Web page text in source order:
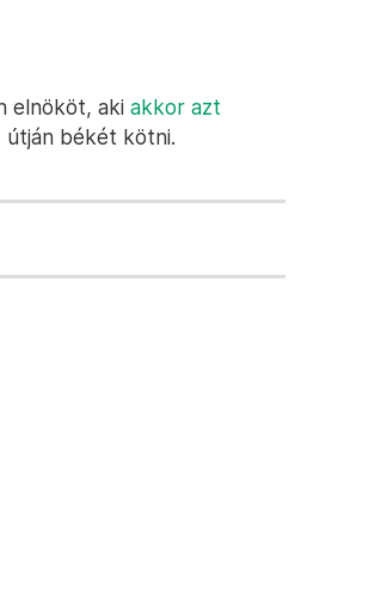
elnököt, aki akkor azt
útján békét kötni.